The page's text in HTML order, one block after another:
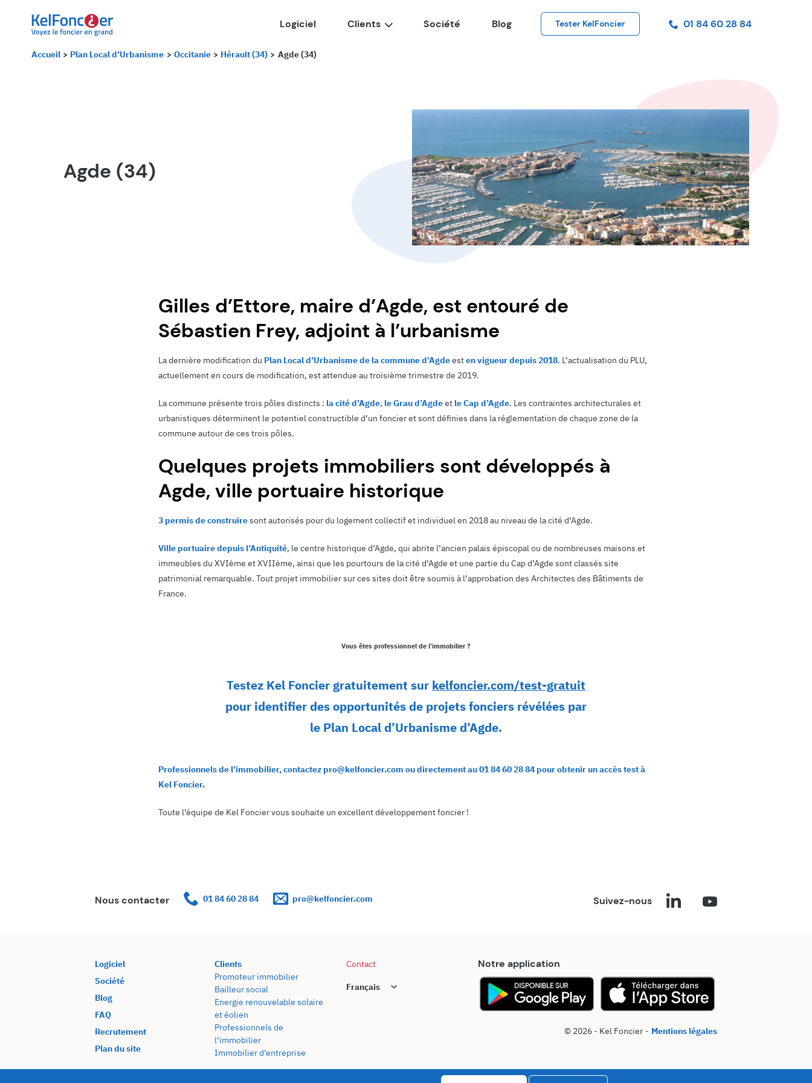
Logiciel Clients Société Blog Tester KelFoncier 01 84 60 28 84
Accueil Plan Local d’Urbanisme Occitanie Hérault (34) Agde (34)
Agde (34)
Gilles d’Ettore, maire d’Agde, est entouré de
Sébastien Frey, adjoint à l’urbanisme
La dernière modification du Plan Local d’Urbanisme de la commune d’Agdeesten vigueur depuis 2018. L’actualisation du PLU,
actuellement en cours de modification, est attendue au troisième trimestre de 2019.
La commune présente trois pôles distincts : la cité d’Agde, le Grau d’Agdeet le Cap d’Agde. Les contraintes architecturales et
urbanistiques déterminent le potentiel constructible d’un foncier et sont définies dans la réglementation de chaque zone de la
commune autour de ces trois pôles.
Quelques projets immobiliers sont développés à
Agde, ville portuaire historique
3 permis de construiresont autorisés pour du logement collectif et individuel en 2018 au niveau de la cité d’Agde.
Ville portuaire depuis l’Antiquité, le centre historique d’Agde, qui abrite l’ancien palais épiscopal ou de nombreuses maisons et
immeubles du XVIème et XVIIème, ainsi que les pourtours de la cité d’Agde et une partie du Cap d’Agde sont classés site
patrimonial remarquable. Tout projet immobilier sur ces sites doit être soumis à l’approbation des Architectes des Bâtiments de
France.
Vous êtes professionnel de l’immobilier ?
Testez Kel Foncier gratuitement sur kelfoncier.com/test-gratuit
pour identifier des opportunités de projets fonciers révélées par
le Plan Local d’Urbanisme d’Agde.
Professionnels de l’immobilier, contactez pro@kelfoncier.com ou directement au 01 84 60 28 84 pour obtenir un accès test à
Kel Foncier.
Toute l’équipe de Kel Foncier vous souhaite un excellent développement foncier !
Nous contacter 01 84 60 28 84 pro@kelfoncier.com Suivez-nous
Logiciel
Société
Blog
FAQ
Recrutement
Plan du site
Clients
Promoteur immobilier
Bailleur social
Energie renouvelable solaire
et éolien
Professionnels de
l’immobilier
Immobilier d’entreprise
Contact Notre application
© 2026 - Kel Foncier Mentions légales